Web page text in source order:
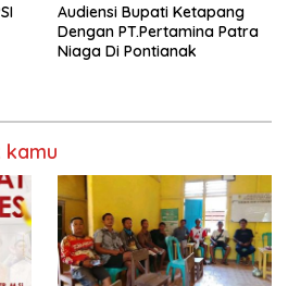
Audiensi Bupati Ketapang
Dengan PT.Pertamina Patra
Niaga Di Pontianak
kamu